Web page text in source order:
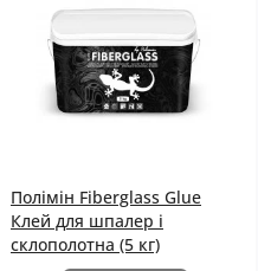
Полімін Fiberglass Glue
Клей для шпалер і
склополотна (5 кг)